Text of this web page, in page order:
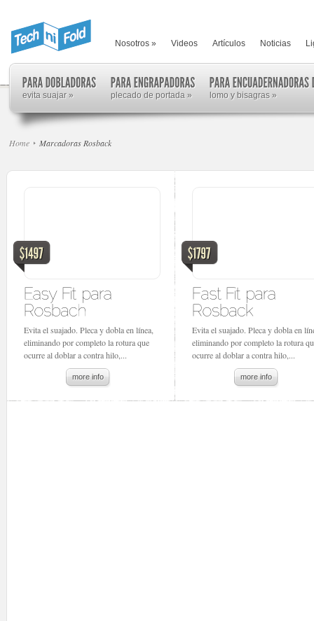
Nosotros » Videos Artículos Noticias
evita suajar» plecado de portada » lomo y bisagras »
Home Marcadoras Rosback
Evita el suajado. Pleca y dobla en línea,
eliminando por completo la rotura que
ocurre al doblar a contra hilo,...
more info
Evita el suajado. Pleca y dobla en
eliminando por completo la rotura
ocurre al doblar a contra hilo,...
more info